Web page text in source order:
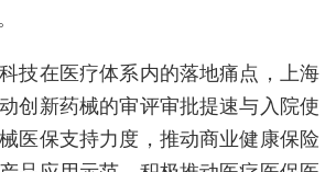
技在医疗体系内的落地痛点，上海
创新药械的审评审批提速与入院使
医保支持力度，推动商业健康保险